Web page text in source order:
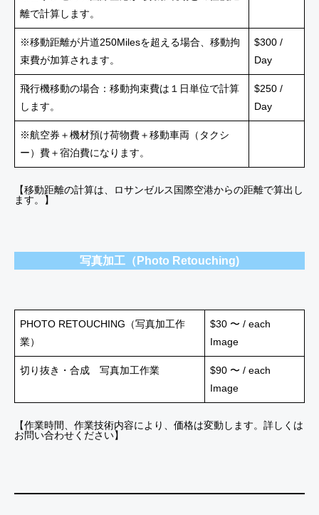
離で計算します。
※移動距離が片道250Milesを超える場合、移動拘
束費が加算されます。
$300 /
Day
飛行機移動の場合：移動拘束費は１日単位で計算
します。
$250 /
Day
※航空券＋機材預け荷物費＋移動車両（タクシ
ー）費＋宿泊費になります。
【移動距離の計算は、ロサンゼルス国際空港からの距離で算出し
ます。】
写真加工（Photo Retouching)
PHOTO RETOUCHING（写真加工作
業）
$30 〜 / each
Image
切り抜き・合成 写真加工作業
$90 〜 / each
Image
【作業時間、作業技術内容により、価格は変動します。詳しくは
お問い合わせください】